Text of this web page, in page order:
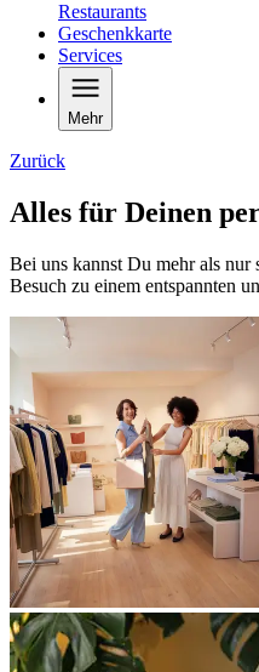
Restaurants
Geschenkkarte
Services
Mehr
Zurück
Alles für Deinen
Bei uns kannst Du mehr als
Besuch zu einem entspannten